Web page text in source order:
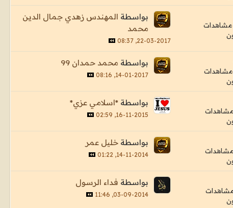
بواسطة المهندس زهدي جمال الدين
محمد
22-03-2017, 08:37
بواسطة محمد حمدان 99
14-01-2017, 08:16
بواسطة*اسلامي عزي*
16-11-2015, 02:59
بواسطةخليل عمر
14-11-2014, 01:22
بواسطة فداء الرسول
03-09-2014, 11:46